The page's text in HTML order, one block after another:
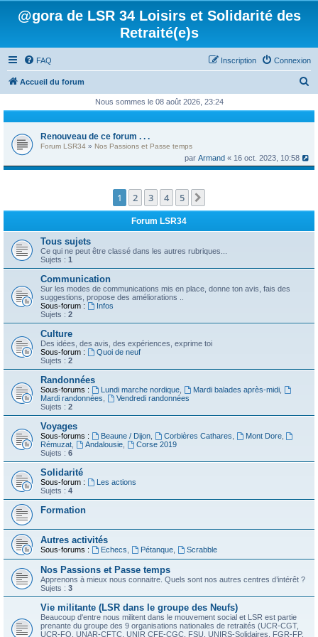
@gora de LSR 34 Loisirs et Solidarité des
Retraité(e)s
FAQ Connexion
Inscription
Accueil du forum
r
r
Nous sommes le 08 août 2026, 23:24
Renouveau de ce forum . . .
Forum LSR34 » Nos Passions et Passe temps
parArmand « 16 oct. 2023, 10:58
1 2 3 4 5
Forum LSR34
Tous sujets
Ce qui ne peut être classé dans les autres rubriques...
Sujets : 1
Communication
Sur les modes de communications mis en place, donne ton avis, fais des
suggestions, propose des améliorations ..
Sous-forum :
Infos
Sujets : 2
Culture
Des idées, des avis, des expériences, exprime toi
Sous-forum :
Quoi de neuf
Sujets : 2
Randonnées
Sous-forums : Lundi marche nordique, Mardi balades après-midi,
Mardi randonnées
Vendredi randonnées
Sujets : 2
Voyages
Sous-forums : Beaune / Dijon, Corbières Cathares Mont Dore,
Rémuzat
Andalousie,
Corse 2019
Sujets : 6
Solidarité
Sous-forum :
Les actions
Sujets : 4
Formation
Autres activités
Sous-forums : Echecs Pétanque, Scrabble
Nos Passions et Passe temps
Apprenons à mieux nous connaitre. Quels sont nos autres centres d’intérêt ?
Sujets : 3
Vie militante (LSR dans le groupe des Neufs)
Beaucoup d'entre nous militent dans le mouvement social et LSR est partie
prenante du groupe des 9 organisations nationales de retraités (UCR-CGT,
UCR-FO, UNAR-CFTC, UNIR CFE-CGC, FSU, UNIRS-Solidaires, FGR-FP,